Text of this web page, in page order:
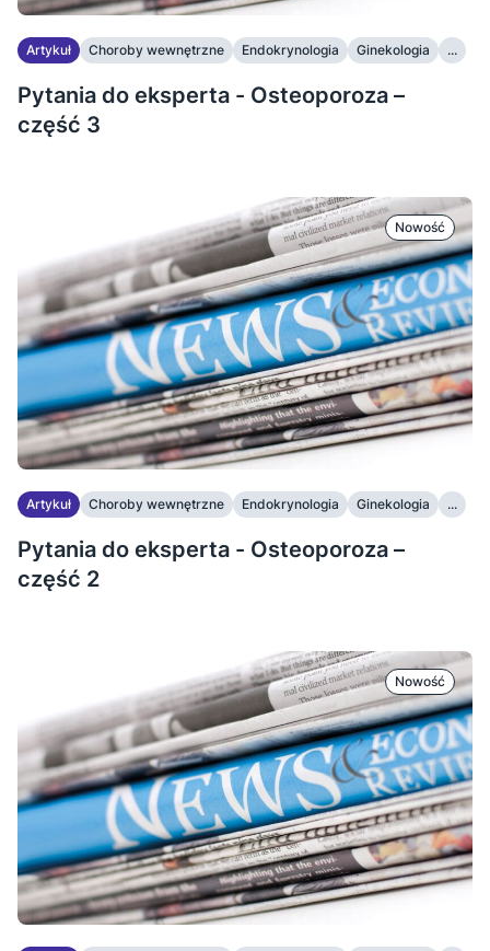
Artykuł Choroby wewnętrzne Endokrynologia Ginekologia ...
Pytania do eksperta - Osteoporoza –
część 3
Nowość
Artykuł Choroby wewnętrzne Endokrynologia Ginekologia ...
Pytania do eksperta - Osteoporoza –
część 2
Nowość